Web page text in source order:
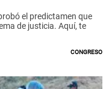
el predictamen que
de justicia. Aquí, te
Congreso